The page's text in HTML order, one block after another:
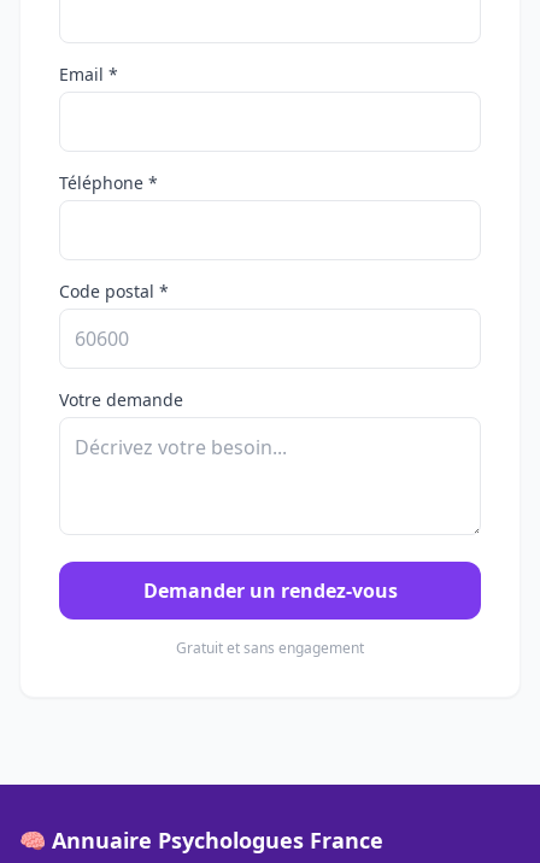
Email *
Téléphone *
Code postal *
Votre demande
Demander un rendez-vous
Gratuit et sans engagement
🧠 Annuaire Psychologues France